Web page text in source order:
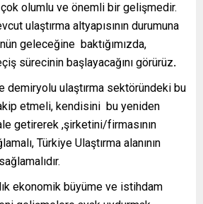
olumlu ve önemli bir gelişmedir.
ulaştırma altyapısının durumuna
geleceğine baktığımızda,
sürecinin başlayacağını görürüz.
demiryolu ulaştırma sektöründeki bu
etmeli, kendisini bu yeniden
getirerek ,şirketini/firmasının
Türkiye Ulaştırma alanının
ekonomik büyüme ve istihdam